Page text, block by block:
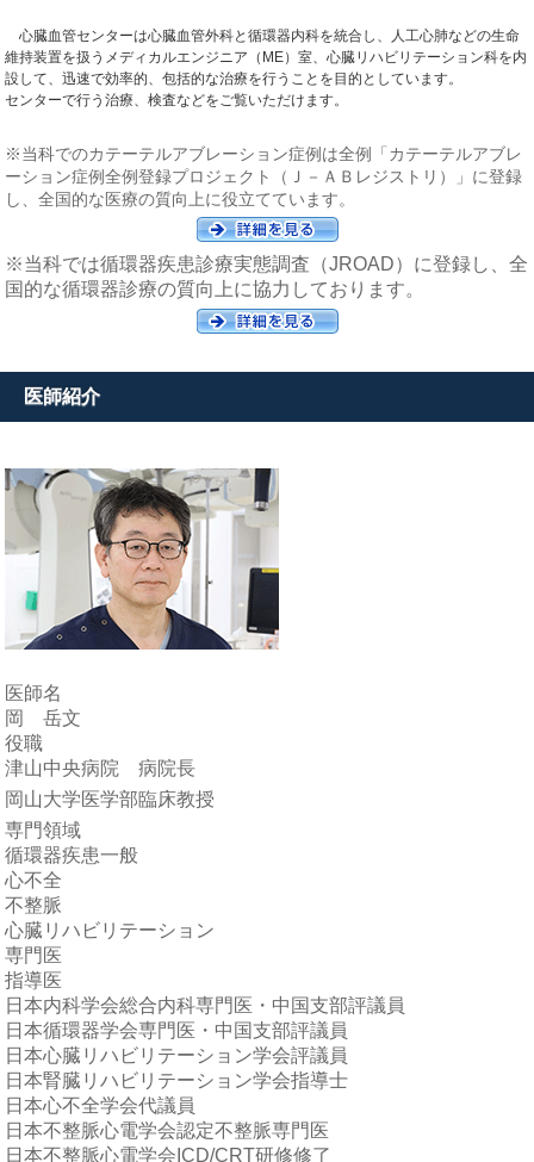
心臓血管センターは心臓血管外科と循環器内科を統合し、人工心肺などの生命
維持装置を扱うメディカルエンジニア（ME）室、心臓リハビリテーション科を内
設して、迅速で効率的、包括的な治療を行うことを目的としています。
センターで行う治療、検査などをご覧いただけます。
※当科でのカテーテルアブレーション症例は全例「カテーテルアブレ
ーション症例全例登録プロジェクト（Ｊ－ＡＢレジストリ）」に登録
し、全国的な医療の質向上に役立てています。
※当科では循環器疾患診療実態調査（JROAD）に登録し、全
国的な循環器診療の質向上に協力しております。
医師紹介
医師名
岡 岳文
役職
津山中央病院 病院長
岡山大学医学部臨床教授
専門領域
循環器疾患一般
心不全
不整脈
心臓リハビリテーション
専門医
指導医
日本内科学会総合内科専門医・中国支部評議員
日本循環器学会専門医・中国支部評議員
日本心臓リハビリテーション学会評議員
日本腎臓リハビリテーション学会指導士
日本心不全学会代議員
日本不整脈心電学会認定不整脈専門医
日本不整脈心電学会ICD/CRT研修修了